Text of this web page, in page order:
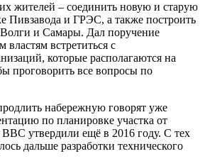
жителей – соединить новую и старую
Пивзавода и ГРЭС, а также построить
и Самары. Дал поручение
встретиться с
которые располагаются на
проговорить все вопросы по
набережную говорят уже
по планировке участка от
утвердили ещё в 2016 году. С тех
дальше разработки технического